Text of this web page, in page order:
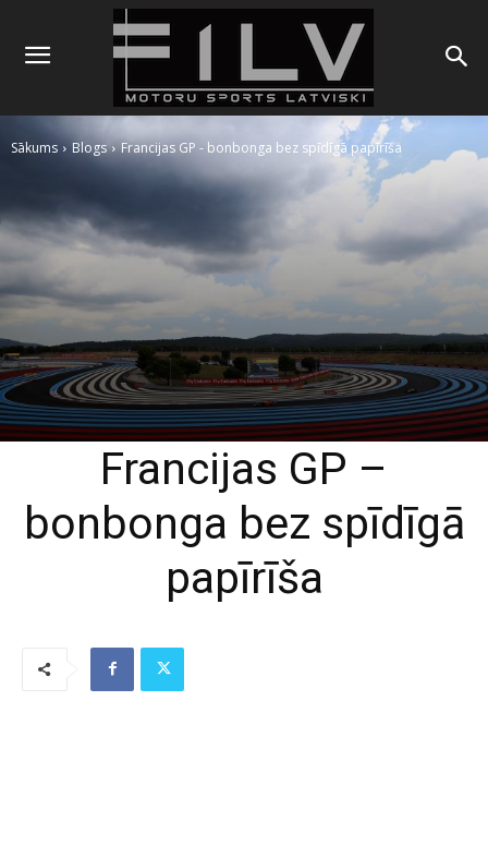
Sākums Blogs Francijas GP - bonbonga bez spīdīgā papīrīša
Francijas GP –
bonbonga bez spīdīgā
papīrīša